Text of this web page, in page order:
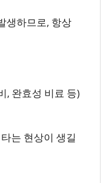
생하므로, 항상
, 완효성 비료 등)
는 현상이 생길